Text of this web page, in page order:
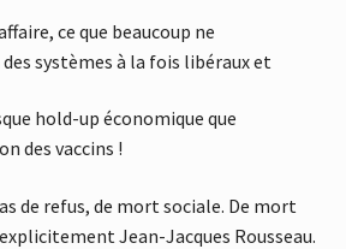
ce que beaucoup ne
systèmes à la fois libéraux et
hold-up économique que
des vaccins !
de refus, de mort sociale. De mort
Jean-Jacques Rousseau.